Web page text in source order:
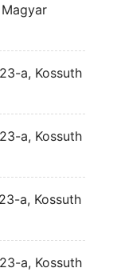
a, Kossuth
a, Kossuth
a, Kossuth
a, Kossuth